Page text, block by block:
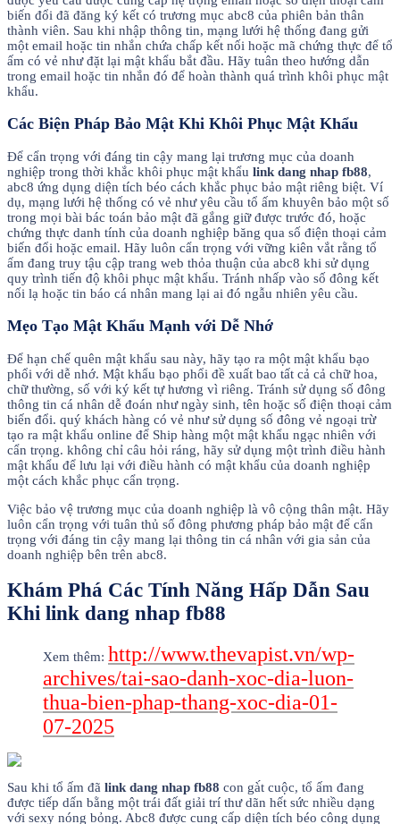
biến đổi đã đăng ký kết có trương mục abc8 của phiên bản thân
thành viên. Sau khi nhập thông tin, mạng lưới hệ thống đang gửi
một email hoặc tin nhắn chứa chấp kết nối hoặc mã chứng thực để tổ
ấm có vẻ như đặt lại mật khẩu bắt đầu. Hãy tuân theo hướng dẫn
trong email hoặc tin nhắn đó để hoàn thành quá trình khôi phục mật
khẩu.
Các Biện Pháp Bảo Mật Khi Khôi Phục Mật Khẩu
Để cẩn trọng với đáng tin cậy mang lại trương mục của doanh
nghiệp trong thời khắc khôi phục mật khẩu link dang nhap fb88,
abc8 ứng dụng diện tích béo cách khắc phục bảo mật riêng biệt. Ví
dụ, mạng lưới hệ thống có vẻ như yêu cầu tổ ấm khuyên bảo một số
trong mọi bài bác toán bảo mật đã gắng giữ được trước đó, hoặc
chứng thực danh tính của doanh nghiệp băng qua số điện thoại cảm
biến đổi hoặc email. Hãy luôn cẩn trọng với vững kiên vắt rằng tổ
ấm đang truy tậu cập trang web thỏa thuận của abc8 khi sử dụng
quy trình tiến độ khôi phục mật khẩu. Tránh nhấp vào số đông kết
nối lạ hoặc tin báo cá nhân mang lại ai đó ngẫu nhiên yêu cầu.
Mẹo Tạo Mật Khẩu Mạnh với Dễ Nhớ
Để hạn chế quên mật khẩu sau này, hãy tạo ra một mật khẩu bạo
phổi với dễ nhớ. Mật khẩu bạo phổi đề xuất bao tất cả cả chữ hoa,
chữ thường, số với ký kết tự hương vì riêng. Tránh sử dụng số đông
thông tin cá nhân dễ đoán như ngày sinh, tên hoặc số điện thoại cảm
biến đổi. quý khách hàng có vẻ như sử dụng số đông vẻ ngoại trừ
tạo ra mật khẩu online để Ship hàng một mật khẩu ngạc nhiên với
cẩn trọng. không chỉ câu hỏi ráng, hãy sử dụng một trình điều hành
mật khẩu để lưu lại với điều hành có mật khẩu của doanh nghiệp
một cách khắc phục cẩn trọng.
Việc bảo vệ trương mục của doanh nghiệp là vô cộng thân mật. Hãy
luôn cẩn trọng với tuân thủ số đông phương pháp bảo mật để cẩn
trọng với đáng tin cậy mang lại thông tin cá nhân với gia sản của
doanh nghiệp bên trên abc8.
Khám Phá Các Tính Năng Hấp Dẫn Sau
Khi link dang nhap fb88
Xem thêm: http://www.thevapist.vn/wp-
archives/tai-sao-danh-xoc-dia-luon-
thua-bien-phap-thang-xoc-dia-01-
07-2025
Sau khi tổ ấm đã link dang nhap fb88 con gà́t cuộc, tổ ấm đang
được tiếp dấn bằng một trái đất giải trí thư dãn hết sức nhiều dạng
với sexy nóng bỏng. Abc8 được cung cấp diện tích béo công dụng